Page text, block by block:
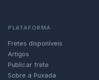
PLATAFORMA
Fretes disponíveis
Artigos
Publicar frete
Sobre a Puxada